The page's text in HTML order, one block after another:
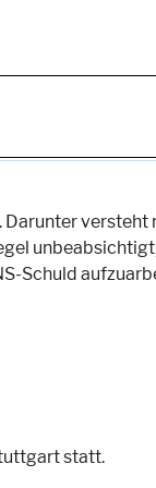
Schuld
statt.